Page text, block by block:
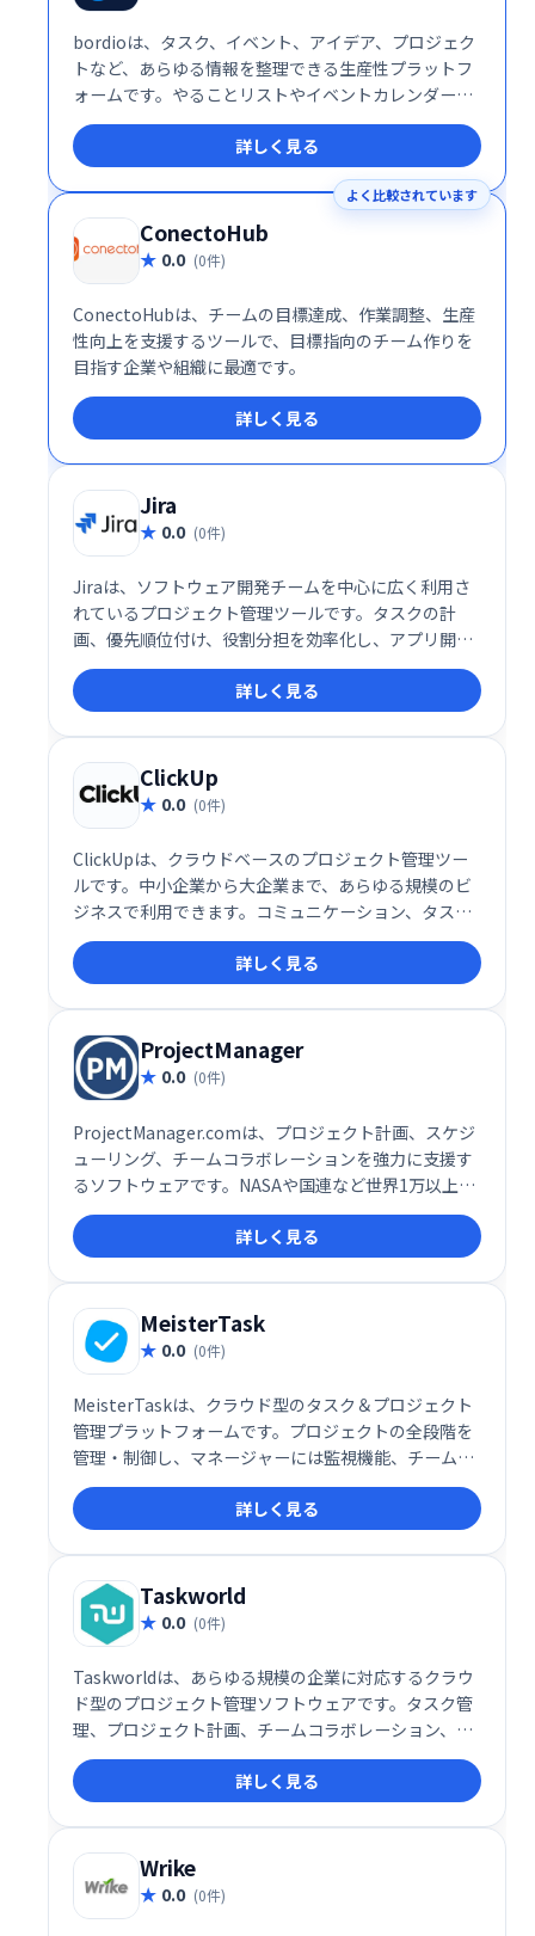
bordioは、タスク、イベント、アイデア、プロジェク
トなど、あらゆる情報を整理できる生産性プラットフ
ォームです。やることリストやイベントカレンダーな
ども統合管理でき、効率的なワークフローを実現しま
す。 日々の業務をスムーズに進め、生産性を向上させ
たい方におすすめです。
詳しく見る
よく比較されています
ConectoHub
0.0 (0件)
ConectoHubは、チームの目標達成、作業調整、生産
性向上を支援するツールで、目標指向のチーム作りを
目指す企業や組織に最適です。
詳しく見る
Jira
0.0 (0件)
Jiraは、ソフトウェア開発チームを中心に広く利用さ
れているプロジェクト管理ツールです。タスクの計
画、優先順位付け、役割分担を効率化し、アプリ開発
プロセスの概念化から実行までをスムーズに支援しま
す。15年以上の歴史と継続的なアップデートにより、
最新の開発トレンドにも対応可能です。
詳しく見る
ClickUp
0.0 (0件)
ClickUpは、クラウドベースのプロジェクト管理ツー
ルです。中小企業から大企業まで、あらゆる規模のビ
ジネスで利用できます。コミュニケーション、タスク
管理、進捗状況の把握、アラート通知など、チームワ
ークを円滑にする多彩な機能を搭載。タスクの割り当
てやステータス管理も容易に行え、効率的なプロジェ
クト遂行をサポートします。ビジネスの規模や業種を
問わず、スムーズなコラボレーションを実現します。
詳しく見る
ProjectManager
0.0 (0件)
ProjectManager.comは、プロジェクト計画、スケジ
ューリング、チームコラボレーションを強力に支援す
るソフトウェアです。NASAや国連など世界1万以上の
チームが利用し、その信頼性と高い性能は広く認めら
れています。小規模から大規模プロジェクトまで対応
し、成功に必要なツールをすべて提供します。
詳しく見る
MeisterTask
0.0 (0件)
MeisterTaskは、クラウド型のタスク＆プロジェクト
管理プラットフォームです。プロジェクトの全段階を
管理・制御し、マネージャーには監視機能、チームメ
ンバーにはコラボレーション機能を提供することで、
生産性向上とプロジェクトの迅速な完了を支援しま
す。直感的な操作性で、チームワークを効率化しま
す。
詳しく見る
Taskworld
0.0 (0件)
Taskworldは、あらゆる規模の企業に対応するクラウ
ド型のプロジェクト管理ソフトウェアです。タスク管
理、プロジェクト計画、チームコラボレーション、進
捗レポート機能を提供し、iOS/Androidアプリにも対
応。スムーズなプロジェクト遂行とチームワークの向
上を実現します。
詳しく見る
Wrike
0.0 (0件)